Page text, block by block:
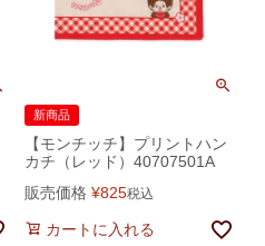
新商品
【モンチッチ】プリントハン
カチ（レッド）40707501A
販売価格 ¥825税込
カートに入れる